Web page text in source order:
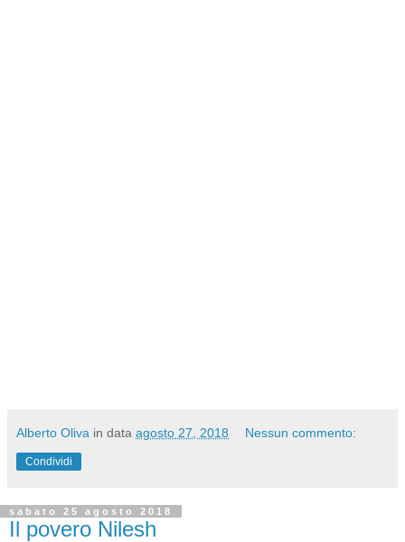
Alberto Oliva in data agosto 27, 2018 Nessun commento:
Condividi
sabato 25 agosto 2018
Il povero Nilesh